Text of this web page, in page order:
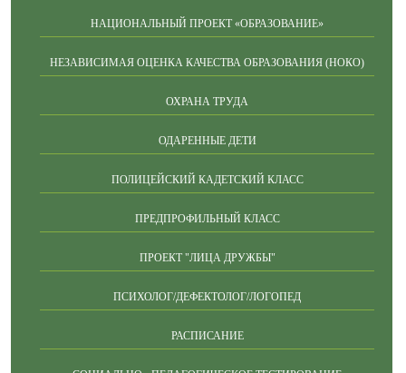
НАЦИОНАЛЬНЫЙ ПРОЕКТ «ОБРАЗОВАНИЕ»
НЕЗАВИСИМАЯ ОЦЕНКА КАЧЕСТВА ОБРАЗОВАНИЯ (НОКО)
ОХРАНА ТРУДА
ОДАРЕННЫЕ ДЕТИ
ПОЛИЦЕЙСКИЙ КАДЕТСКИЙ КЛАСС
ПРЕДПРОФИЛЬНЫЙ КЛАСС
ПРОЕКТ "ЛИЦА ДРУЖБЫ"
ПСИХОЛОГ/ДЕФЕКТОЛОГ/ЛОГОПЕД
РАСПИСАНИЕ